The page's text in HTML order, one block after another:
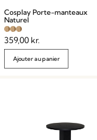
Cosplay Porte-manteaux
Naturel
359,00 kr.
Ajouter au panier